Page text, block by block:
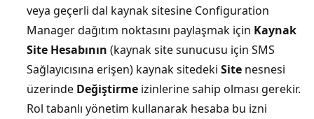
veya geçerli dal kaynak sitesine Configuration
Manager dağıtım noktasını paylaşmak için Kaynak
Site Hesabının (kaynak site sunucusu için SMS
Sağlayıcısına erişen) kaynak sitedeki Site nesnesi
üzerinde Değiştirme izinlerine sahip olması gerekir.
Rol tabanlı yönetim kullanarak hesaba bu izni